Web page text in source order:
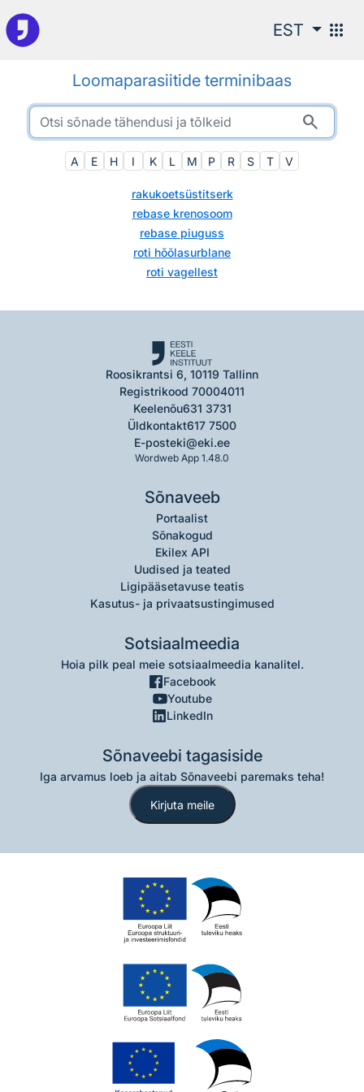
Otsingu juurde
EST apps
Loomaparasiitide terminibaas
search
A E H I K L M P R S T V
rakukoetsüstitserk
rebase krenosoom
rebase piuguss
roti hõõlasurblane
roti vagellest
Roosikrantsi 6, 10119 Tallinn
Registrikood 70004011
Keelenõu631 3731
Üldkontakt617 7500
E-posteki@eki.ee
Wordweb App 1.48.0
Sõnaveeb
Portaalist
Sõnakogud
Ekilex API
Uudised ja teated
Ligipääsetavuse teatis
Kasutus- ja privaatsustingimused
Sotsiaalmeedia
Hoia pilk peal meie sotsiaalmeedia kanalitel.
Facebook
Youtube
LinkedIn
Sõnaveebi tagasiside
Iga arvamus loeb ja aitab Sõnaveebi paremaks teha!
Kirjuta meile